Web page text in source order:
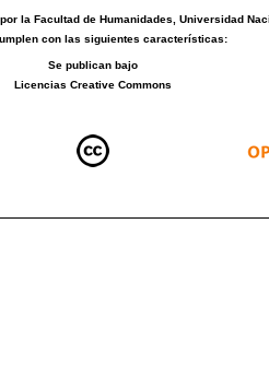
por laFacultad de Humanidades ,Universidad
con las siguientes características:
Se publican bajo
Licencias Creative Commons